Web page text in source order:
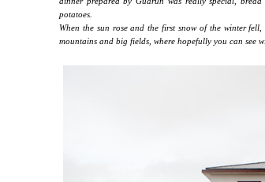
potatoes.
When the sun rose and the first snow of the winter
mountains and big fields, where hopefully you can see